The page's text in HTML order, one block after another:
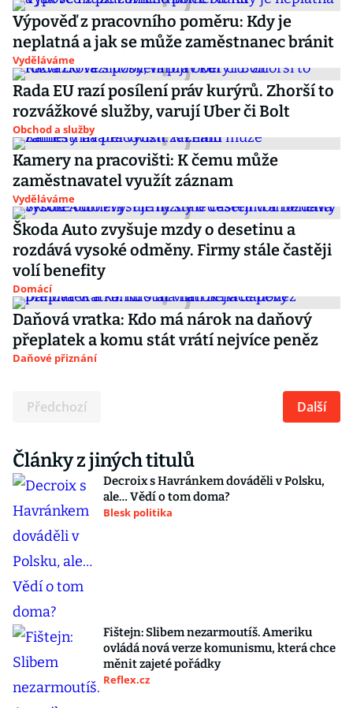
Výpověď z pracovního poměru: Kdy je
neplatná a jak se může zaměstnanec bránit
Vyděláváme
Rada EU razí posílení práv kurýrů. Zhorší to
rozvážkové služby, varují Uber či Bolt
Obchod a služby
Kamery na pracovišti: K čemu může
zaměstnavatel využít záznam
Vyděláváme
Škoda Auto zvyšuje mzdy o desetinu a
rozdává vysoké odměny. Firmy stále častěji
volí benefity
Domácí
Daňová vratka: Kdo má nárok na daňový
přeplatek a komu stát vrátí nejvíce peněz
Daňové přiznání
Předchozí Další
Články z jiných titulů
Decroix s Havránkem dováděli v Polsku,
ale… Vědí o tom doma?
Blesk politika
Fištejn: Slibem nezarmoutíš. Ameriku
ovládá nová verze komunismu, která chce
měnit zajeté pořádky
Reflex.cz